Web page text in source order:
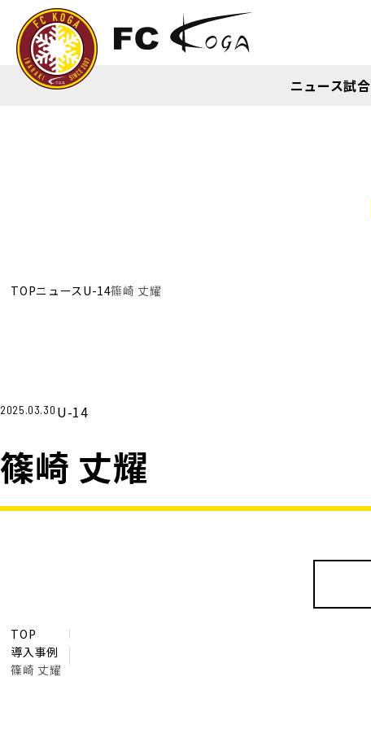
ニュース試合
TOPニュースU-14篠崎 丈耀
2025.03.30 U-14
篠崎 丈耀
TOP
導入事例
篠崎 丈耀